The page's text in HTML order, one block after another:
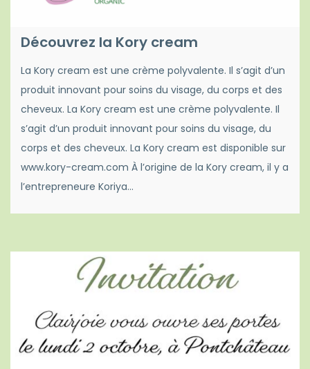
Découvrez la Kory cream
La Kory cream est une crème polyvalente. Il s’agit d’un
produit innovant pour soins du visage, du corps et des
cheveux. La Kory cream est une crème polyvalente. Il
s’agit d’un produit innovant pour soins du visage, du
corps et des cheveux. La Kory cream est disponible sur
www.kory-cream.com À l’origine de la Kory cream, il y a
l’entrepreneure Koriya…